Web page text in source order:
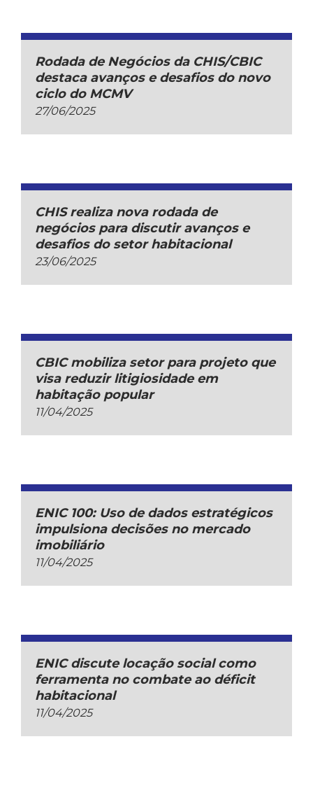
Rodada de Negócios da CHIS/CBIC
destaca avanços e desafios do novo
ciclo do MCMV
27/06/2025
CHIS realiza nova rodada de
negócios para discutir avanços e
desafios do setor habitacional
23/06/2025
CBIC mobiliza setor para projeto que
visa reduzir litigiosidade em
habitação popular
11/04/2025
ENIC 100: Uso de dados estratégicos
impulsiona decisões no mercado
imobiliário
11/04/2025
ENIC discute locação social como
ferramenta no combate ao déficit
habitacional
11/04/2025